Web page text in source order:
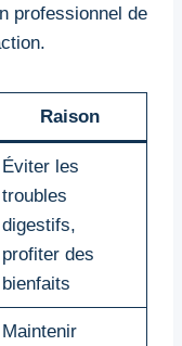
professionnel de
Raison
Éviter les
troubles
digestifs,
profiter des
bienfaits
Maintenir